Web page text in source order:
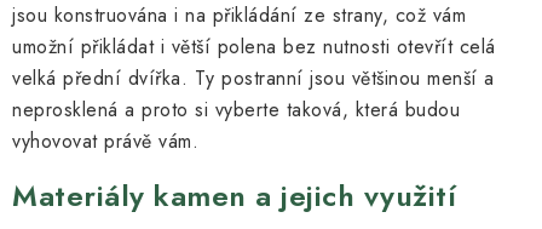
jsou konstruována i na přikládání ze strany, což vám
umožní přikládat i větší polena bez nutnosti otevřít celá
velká přední dvířka. Ty postranní jsou většinou menší a
neprosklená a proto si vyberte taková, která budou
vyhovovat právě vám.
Materiály kamen a jejich využití